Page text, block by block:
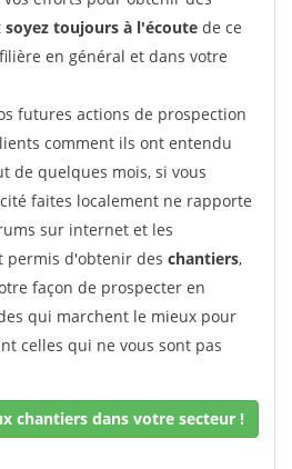
soyez toujours à l'écoute de ce
en général et dans votre
futures actions de prospection
comment ils ont entendu
de quelques mois, si vous
faites localement ne rapporte
sur internet et les
permis d'obtenir des chantiers,
façon de prospecter en
qui marchent le mieux pour
celles qui ne vous sont pas
chantiers dans votre secteur !